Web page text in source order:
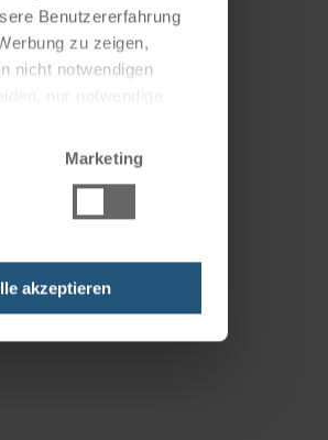
Benutzererfahrung
zu zeigen,
nicht notwendigen
Marketing
akzeptieren